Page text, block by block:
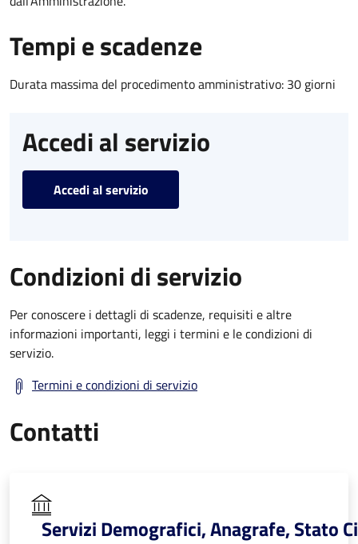
Tempi e scadenze
Durata massima del procedimento amministrativo: 30 giorni
Accedi al servizio
Accedi al servizio
Condizioni di servizio
Per conoscere i dettagli di scadenze, requisiti e altre
informazioni importanti, leggi i termini e le condizioni di
servizio.
Termini e condizioni di servizio
Contatti
Servizi Demografici, Anagrafe, Stato